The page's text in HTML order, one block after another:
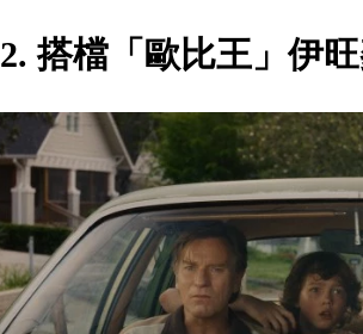
2. 搭檔「歐比王」伊